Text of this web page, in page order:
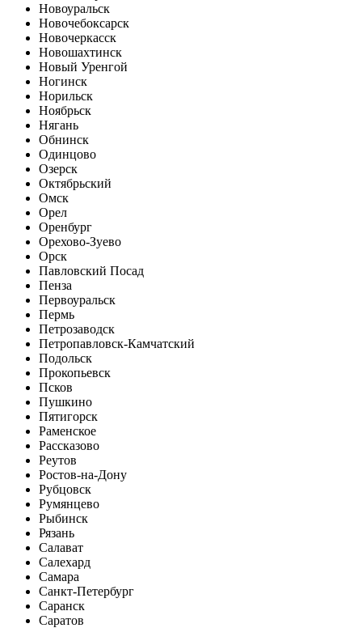
Новоуральск
Новочебоксарск
Новочеркасск
Новошахтинск
Новый Уренгой
Ногинск
Норильск
Ноябрьск
Нягань
Обнинск
Одинцово
Озерск
Октябрьский
Омск
Орел
Оренбург
Орехово-Зуево
Орск
Павловский Посад
Пенза
Первоуральск
Пермь
Петрозаводск
Петропавловск-Камчатский
Подольск
Прокопьевск
Псков
Пушкино
Пятигорск
Раменское
Рассказово
Реутов
Ростов-на-Дону
Рубцовск
Румянцево
Рыбинск
Рязань
Салават
Салехард
Самара
Санкт-Петербург
Саранск
Саратов